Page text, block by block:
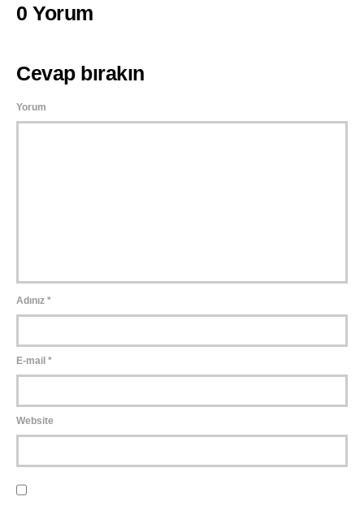
0 Yorum
Cevap bırakın
Yorum
Adınız *
E-mail *
Website